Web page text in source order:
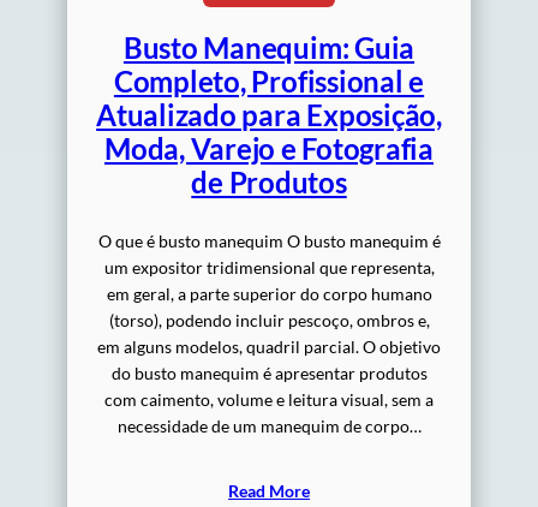
Busto Manequim: Guia
Completo, Profissional e
Atualizado para Exposição,
Moda, Varejo e Fotografia
de Produtos
O que é busto manequim O busto manequim é
um expositor tridimensional que representa,
em geral, a parte superior do corpo humano
(torso), podendo incluir pescoço, ombros e,
em alguns modelos, quadril parcial. O objetivo
do busto manequim é apresentar produtos
com caimento, volume e leitura visual, sem a
necessidade de um manequim de corpo…
Read More